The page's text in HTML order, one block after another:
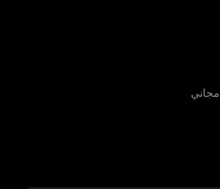
مجاني